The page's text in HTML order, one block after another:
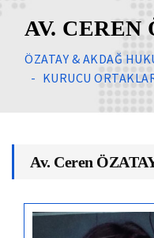
AV. CEREN
ÖZATAY & AKDAĞ
KURUCU
Av. Ceren